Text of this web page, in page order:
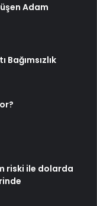
Adam
Bağımsızlık
riski ile dolarda